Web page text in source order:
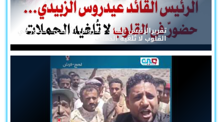
تقريرالرئيس القائد عيدروس الزُبيدي... حضورٌ في
القلوب لا تُلغيه الحملات